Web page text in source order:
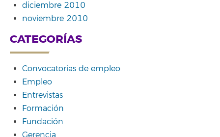
diciembre 2010
noviembre 2010
CATEGORÍAS
Convocatorias de empleo
Empleo
Entrevistas
Formación
Fundación